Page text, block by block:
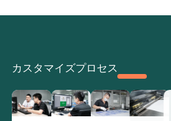
カスタマイズプロセス